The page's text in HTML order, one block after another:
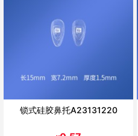
锁式硅胶鼻托A23131220